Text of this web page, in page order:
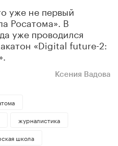
уже не первый
Росатома». В
уже проводился
«Digital future-2:
Ксения Вадова
журналистика
школа